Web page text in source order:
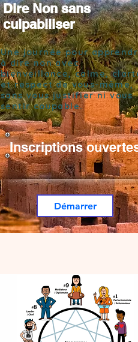
Dire Non sans
culpabiliser
Une journée pour
à direnonavec
bienveillance, calme,
et respect de vous-même,
sans vous justifier ni vous
sentir coupable.
Inscriptions
Démarrer